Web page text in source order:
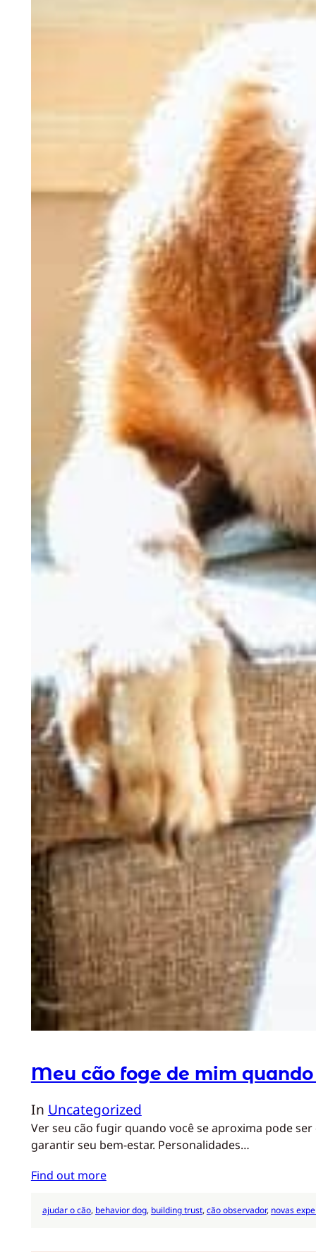
Meu cão foge de mim
In Uncategorized
Ver seu cão fugir quando você se aproxima pode
garantir seu bem-estar. Personalidades…
Find out more
ajudar o cão, behavior dog, building trust, cão observador, novas